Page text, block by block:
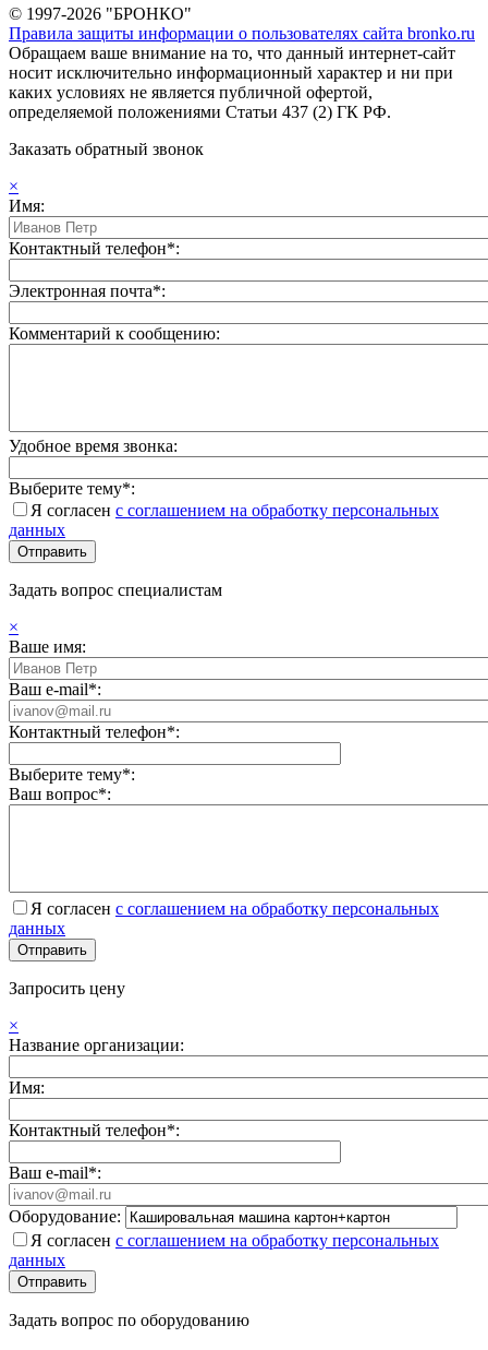
© 1997-2026 "БРОНКО"
Правила защиты информации о пользователях сайта bronko.ru
Обращаем ваше внимание на то, что данный интернет-сайт
носит исключительно информационный характер и ни при
каких условиях не является публичной офертой,
определяемой положениями Статьи 437 (2) ГК РФ.
Заказать обратный звонок
×
Имя:
Контактный телефон*:
Электронная почта*:
Комментарий к сообщению:
Удобное время звонка:
Выберите тему*:
Я согласен с соглашением на обработку персональных
данных
Задать вопрос специалистам
×
Ваше имя:
Ваш e-mail*:
Контактный телефон*:
Выберите тему*:
Ваш вопрос*:
Я согласен с соглашением на обработку персональных
данных
Запросить цену
×
Название организации:
Имя:
Контактный телефон*:
Ваш e-mail*:
Оборудование:
Я согласен с соглашением на обработку персональных
данных
Задать вопрос по оборудованию